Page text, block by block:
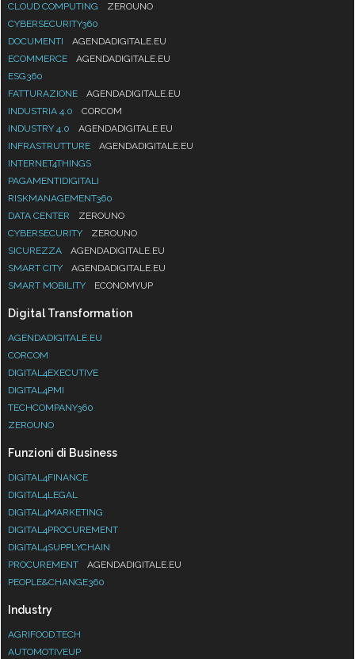
CLOUD COMPUTING
ZEROUNO
CYBERSECURITY360
DOCUMENTI
AGENDADIGITALE.EU
ECOMMERCE
AGENDADIGITALE.EU
ESG360
FATTURAZIONE
AGENDADIGITALE.EU
INDUSTRIA 4.0
CORCOM
INDUSTRY 4.0
AGENDADIGITALE.EU
INFRASTRUTTURE
AGENDADIGITALE.EU
INTERNET4THINGS
PAGAMENTIDIGITALI
RISKMANAGEMENT360
DATA CENTER
ZEROUNO
CYBERSECURITY
ZEROUNO
SICUREZZA
AGENDADIGITALE.EU
SMART CITY
AGENDADIGITALE.EU
SMART MOBILITY
ECONOMYUP
Digital Transformation
AGENDADIGITALE.EU
CORCOM
DIGITAL4EXECUTIVE
DIGITAL4PMI
TECHCOMPANY360
ZEROUNO
Funzioni di Business
DIGITAL4FINANCE
DIGITAL4LEGAL
DIGITAL4MARKETING
DIGITAL4PROCUREMENT
DIGITAL4SUPPLYCHAIN
PROCUREMENT
AGENDADIGITALE.EU
PEOPLE&CHANGE360
Industry
AGRIFOOD.TECH
AUTOMOTIVEUP